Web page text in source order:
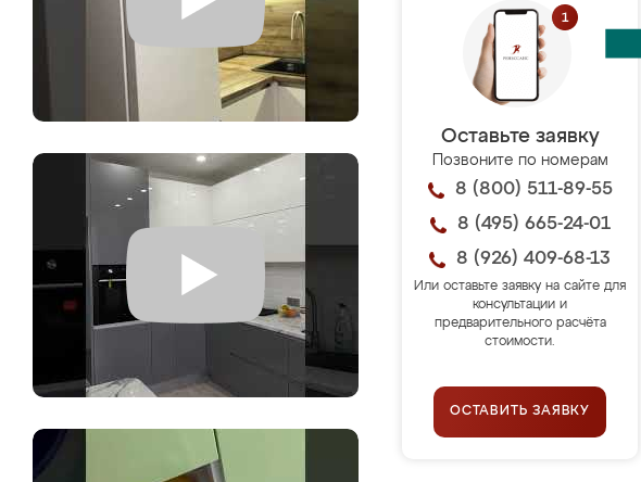
Оставьте заявку
Позвоните по номерам
8 (800) 511-89-55
8 (495) 665-24-01
8 (926) 409-68-13
Или оставьте заявку на сайте для
консультации и
предварительного расчёта
стоимости.
ОСТАВИТЬ ЗАЯВКУ